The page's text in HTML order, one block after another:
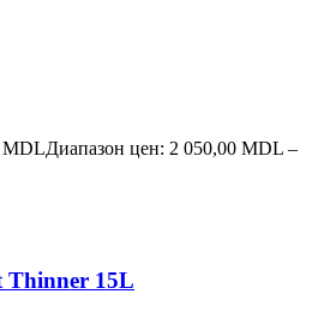
MDLДиапазон цен: 2 050,00 MDL –
Thinner 15L